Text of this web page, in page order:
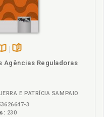
Disponível
páginas
Agências Reguladoras
E PATRÍCIA SAMPAIO
3
230